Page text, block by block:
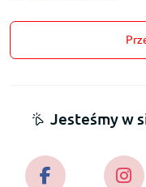
Jesteśmy w